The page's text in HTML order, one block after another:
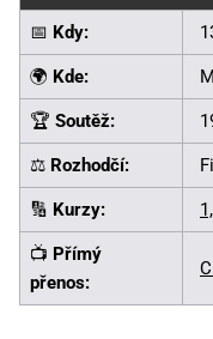
📅 Kdy:
🌍 Kde:
🏆 Soutěž:
⚖️ Rozhodčí:
🔢 Kurzy:
📺 Přímý
přenos: